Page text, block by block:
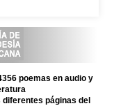
poemas en audio y
páginas del